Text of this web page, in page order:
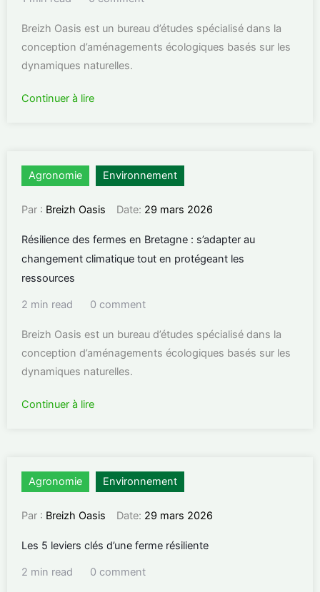
Breizh Oasis est un bureau d’études spécialisé dans la
conception d’aménagements écologiques basés sur les
dynamiques naturelles.
Continuer à lire
Agronomie Environnement
Par : Breizh Oasis Date: 29 mars 2026
Résilience des fermes en Bretagne : s’adapter au
changement climatique tout en protégeant les
ressources
2 min read 0 comment
Breizh Oasis est un bureau d’études spécialisé dans la
conception d’aménagements écologiques basés sur les
dynamiques naturelles.
Continuer à lire
Agronomie Environnement
Par : Breizh Oasis Date: 29 mars 2026
Les 5 leviers clés d’une ferme résiliente
2 min read 0 comment